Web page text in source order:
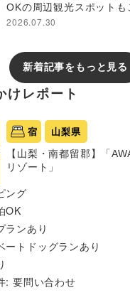
OKの周辺観光スポットも
2026.07.30
新着記事をもっと見る
けレポート
宿 山梨県
【山梨・南都留郡】「
リゾート」
ング
OK
ランあり
ートドッグランあり
: 要問い合わせ